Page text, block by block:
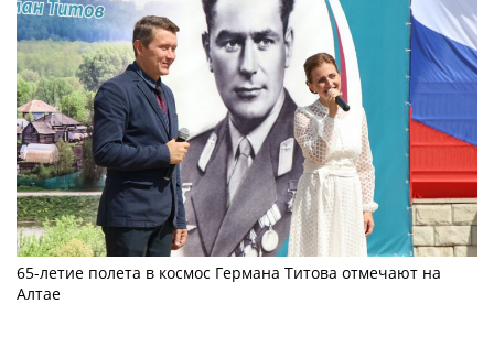
65-летие полета в космос Германа Титова отмечают на
Алтае